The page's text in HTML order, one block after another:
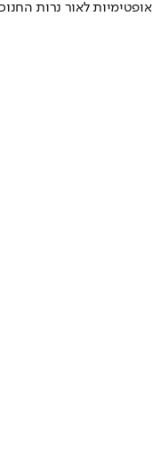
לאור נרות